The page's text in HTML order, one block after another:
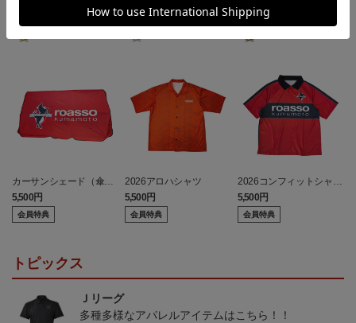
カーサンシェード（傘
型）
5,500円
会員特典
2026アロハシャツ
5,500円
会員特典
2026コンフィットシャツ
（襟付き）
5,500円
会員特典
トピックス
Ｊリーグ
多種多様なアパレルアイテムはこちら！！